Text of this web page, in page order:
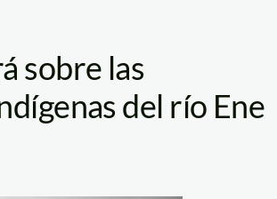
sobre las
del río Ene